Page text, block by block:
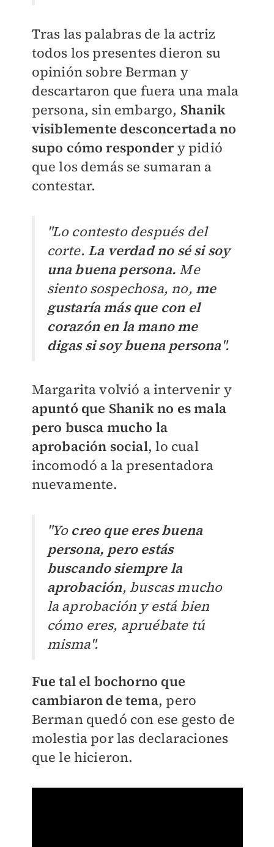
Tras las palabras de la actriz
todos los presentes dieron su
opinión sobre Berman y
descartaron que fuera una mala
persona, sin embargo, Shanik
visiblemente desconcertada no
supo cómo respondery pidió
que los demás se sumaran a
contestar.
"Lo contesto después del
corte. La verdad no sé si soy
una buena persona. Me
siento sospechosa, no, me
gustaría más que con el
corazón en la mano me
digas si soy buena persona".
Margarita volvió a intervenir y
apuntó que Shanik no es mala
pero busca mucho la
aprobación social, lo cual
incomodó a la presentadora
nuevamente.
"Yocreo que eres buena
persona, pero estás
buscando siempre la
aprobación, buscas mucho
la aprobación y está bien
cómo eres, apruébate tú
misma".
Fue tal el bochorno que
cambiaron de tema, pero
Berman quedó con ese gesto de
molestia por las declaraciones
que le hicieron.